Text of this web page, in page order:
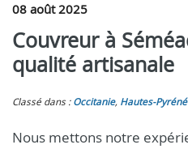
08 août 2025
Couvreur à
qualité artisanale
Classé dans : Occitanie, Hautes-
Nous mettons notre